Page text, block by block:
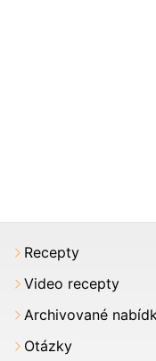
Recepty
Video recepty
Archivované
Otázky